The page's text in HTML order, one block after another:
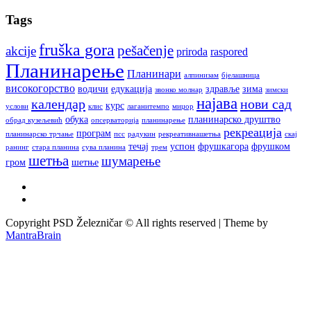
Tags
akcijefruška gora pešačenje priroda raspored
Планинарење Планинари алпинизам бјелашница
високогорство водичи едукација звонко молнар здравље зима зимски
услови календар клис курс лаганитемпо миџор најаванови сад
обрад кузељевић обука опсерваторија планинарење планинарско друштво
планинарско трчање програм псс радукин рекреативнашетња рекреација скај
ранинг стара планина сува планина течај трем успон фрушкагора фрушком
гром шетња шетње шумарење
Copyright PSD Železničar © All rights reserved | Theme by
MantraBrain